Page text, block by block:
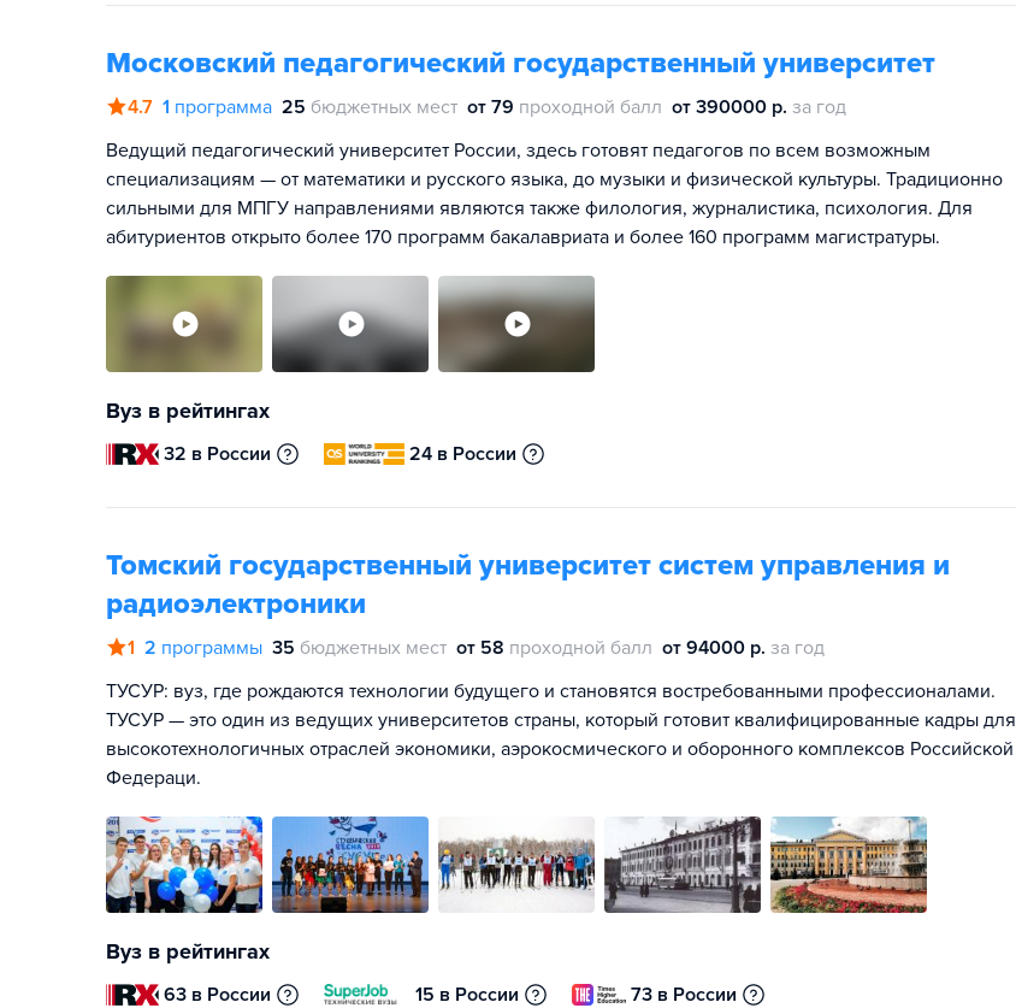
Московский педагогический государственный университет
4.7 1 программа 25 бюджетных мест от 79 проходной балл от 390000 р. за год
Ведущий педагогический университет России, здесь готовят педагогов по всем возможным
специализациям — от математики и русского языка, до музыки и физической культуры. Традиционно
сильными для МПГУ направлениями являются также филология, журналистика, психология. Для
абитуриентов открыто более 170 программ бакалавриата и более 160 программ магистратуры.
Вуз в рейтингах
32 в России 24 в России
Томский государственный университет систем управления и
радиоэлектроники
1 2 программы 35 бюджетных мест от 58 проходной балл от 94000 р. за год
ТУСУР: вуз, где рождаются технологии будущего и становятся востребованными профессионалами.
ТУСУР — это один из ведущих университетов страны, который готовит квалифицированные кадры для
высокотехнологичных отраслей экономики, аэрокосмического и оборонного комплексов Российской
Федераци.
Вуз в рейтингах
63 в России 15 в России 73 в России